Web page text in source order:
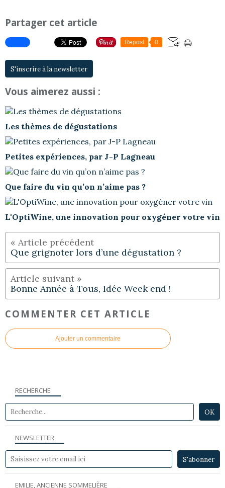
Partager cet article
Repost 0
S'inscrire à la newsletter
Vous aimerez aussi :
Les thèmes de dégustations
Petites expériences, par J-P Lagneau
Que faire du vin qu’on n’aime pas ?
L'OptiWine, une innovation pour oxygéner votre vin
Que grignoter lors d’une dégustation ?
Bonne Année à Tous, Idée Week end !
COMMENTER CET ARTICLE
Ajouter un commentaire
NEWSLETTER
RECHERCHE
EMILIE, ANCIENNE SOMMELIÈRE